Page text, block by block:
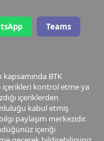
Teams
kapsamında BTK
içerikleri kontrol etme ya
içeriklerden
kabul etmiş
paylaşım merkezidir.
içeriği